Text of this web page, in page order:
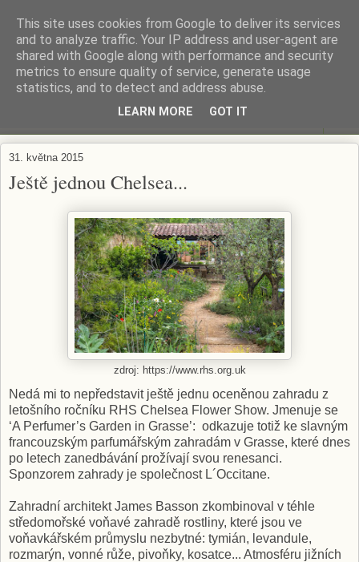
ZAHRADA MĚ BAVÍ
Zahradničení s respektem...
31. května 2015
Ještě jednou Chelsea...
zdroj: https://www.rhs.org.uk
Nedá mi to nepředstavit ještě jednu oceněnou zahradu z
letošního ročníku RHS Chelsea Flower Show. Jmenuje se
‘A Perfumer’s Garden in Grasse’: odkazuje totiž ke slavným
francouzským parfumářským zahradám v Grasse, které dnes
po letech zanedbávání prožívají svou renesanci.
Sponzorem zahrady je společnost L´Occitane.
Zahradní architekt James Basson zkombinoval v téhle
středomořské voňavé zahradě rostliny, které jsou ve
voňavkářském průmyslu nezbytné: tymián, levandule,
rozmarýn, vonné růže, pivoňky, kosatce... Atmosféru jižních
This site uses cookies from Google to deliver its services
and to analyze traffic. Your IP address and user-agent are
shared with Google along with performance and security
metrics to ensure quality of service, generate usage
statistics, and to detect and address abuse.
LEARN MORE GOT IT